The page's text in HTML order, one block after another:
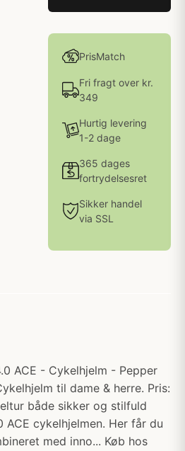
PrisMatch
Fri fragt over kr.
349
Hurtig levering
1-2 dage
365 dages
fortrydelsesret
Sikker handel
via SSL
ACE - Cykelhjelm - Pepper
til dame & herre. Pris:
både sikker og stilfuld
ACE cykelhjelmen. Her får du
med inno... Køb hos